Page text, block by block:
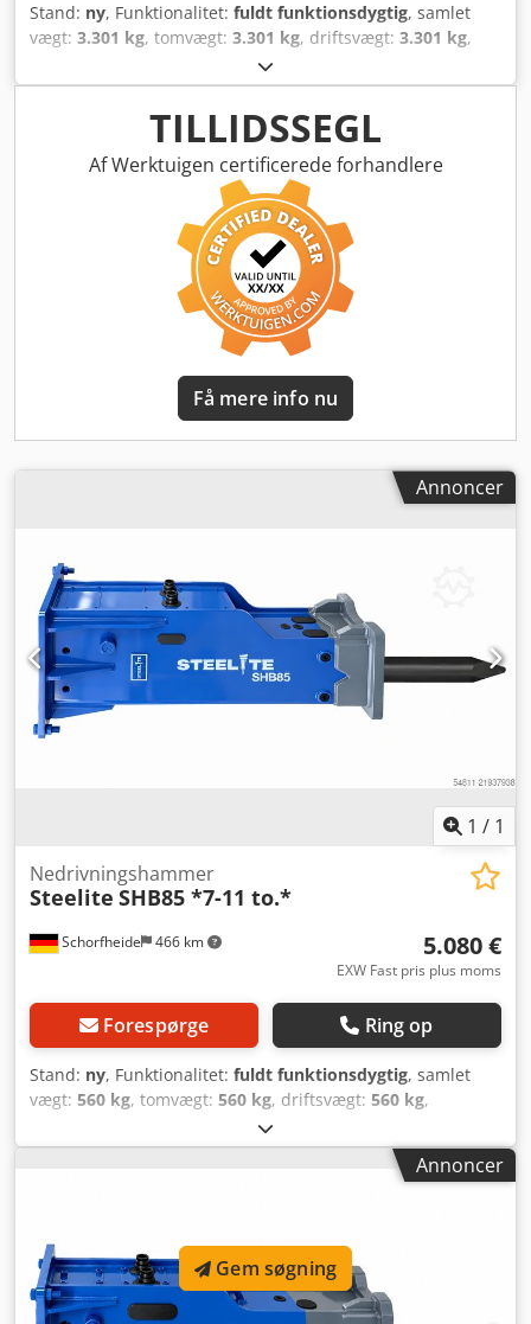
Stand: ny, Funktionalitet: fuldt funktionsdygtig, samlet
vægt: 3.301 kg, tomvægt: 3.301 kg, driftsvægt: 3.301 kg,
, HYDRAULIKHAMMER SHB165 Dsdjy St
Ryjpfx Abwsck STEEELITE hydraulikhamre i mellemklassen
imponerer med høj slagkraft, robust konstruktion og
pålidelig ydeevne under daglig brug på byggepladsen.
Ideelle til nedrivnings-, anlægs-, vejbygnings- og
genbrugsarbejde tilbyder de en optimal kombination af
slagenergi, effektivitet og holdbarhed. Den lyd- og
vibrationsdæmpede konstruktion sikrer høj arbejdskomfort
og lav belastning af bærermaskinen. Drag fordel af en
fremragende reservedelsforsyning samt 1 års garanti for
maksimal sikkerhed og økonomi. DINE FORDELE KORT
FORTALT - 1 års garanti - Fremragende forhold mellem pris
og ydelse - Høj slagkraft i kompakt design - Meget god
reservedelsforsyning - Forskellige monteringsmuligheder -
Klar til brug med det samme LEVERINGSOMFANG - SHB165
hydraulikhammer - 1x spidsmejsel - Hydraulikslanger 1/2"
Brugsanvisning (tysk) - CE-overensstemmelseserklæring
TEKNISKE DATA - Vægt: 3.301 kg - Olieflow: 220–270 l/min -
Automatisk smøresystem - Maskindæmpning - Passer til
bæremaskiner: 33–40 t Fordele ved STEELITE
hydraulikhamre - Høj nedrivningskapacitet med rolig drift -
Effektiv kraftoverførsel for økonomisk arbejde - Lange
levetider og lave vedligeholdelsesomkostninger - Robust
konstruktion for maksimal driftssikkerhed - Optimalt
forhold mellem ydelse, vægt og holdbarhed
TILLIDSSEGL
Af Werktuigen certificerede forhandlere
Få mere info nu
Annoncer
1 / 1
Schorfheide 466 km
Nedrivningshammer
Steelite SHB85 *7-11 to.*
5.080 €
EXW Fast pris plus moms
Forespørge Ring op
Stand: ny, Funktionalitet: fuldt funktionsdygtig, samlet
vægt: 560 kg, tomvægt: 560 kg, driftsvægt: 560 kg,
, HYDRAULIKHAMMER SHB85 –
KOMPAKT, YDELSSESSTÆRK & PÅLIDELIG SHB85
hydraulikhammeren imponerer med sin robuste
og anlægsarbejde, jordarbejde samt kommunale opgaver.
Takket være det kompakte design er hammeren perfekt
egnet til mini- og kompakte gravemaskiner fra 7 til 11 tons.
Annoncer
Gem søgning